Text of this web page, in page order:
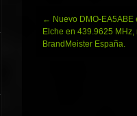
Navegación
de
entradas
← Nuevo DMO-EA5ABE
Elche en 439.9625 MHz,
BrandMeister España.